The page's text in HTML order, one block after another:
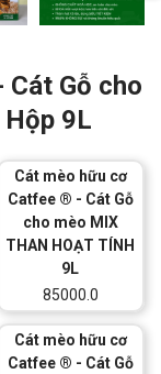
Gỗ cho
9L
Cát mèo hữu cơ
Catfee ® - Cát Gỗ
cho mèo MIX
THAN HOẠT TÍNH
9L
85000.0
Cát mèo hữu cơ
Catfee ® - Cát Gỗ